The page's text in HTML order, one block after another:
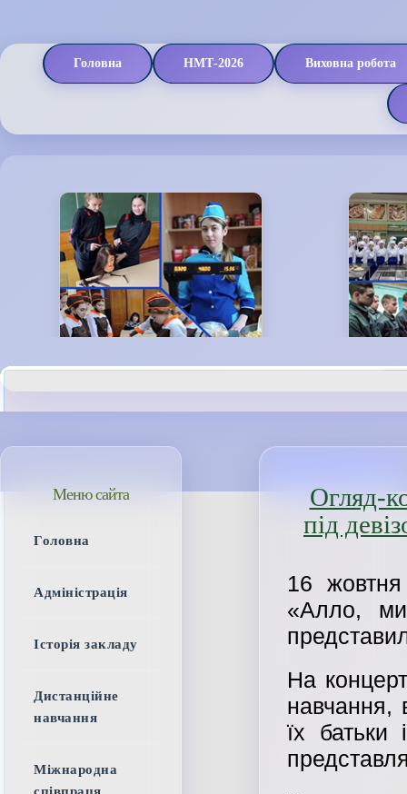
Головна НМТ-2026 Виховна робота
Огляд-
під
16 жовтня
«Алло, ми
На
навчання,
їх батьки
Меню сайта
Головна
Адміністрація
Історія закладу
Дистанційне
навчання
Міжнародна